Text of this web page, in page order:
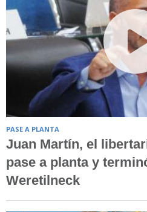
PASE A PLANTA
Juan Martín, el
pase a planta y
Weretilneck